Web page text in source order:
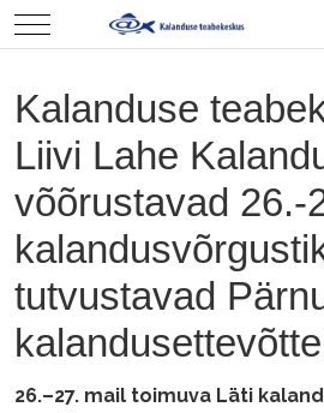
Mobile Menu Toggle
Kalanduse
Liivi Lahe
võõrustavad 26.-
tutvustavad
26.–27. mail toimuva Läti